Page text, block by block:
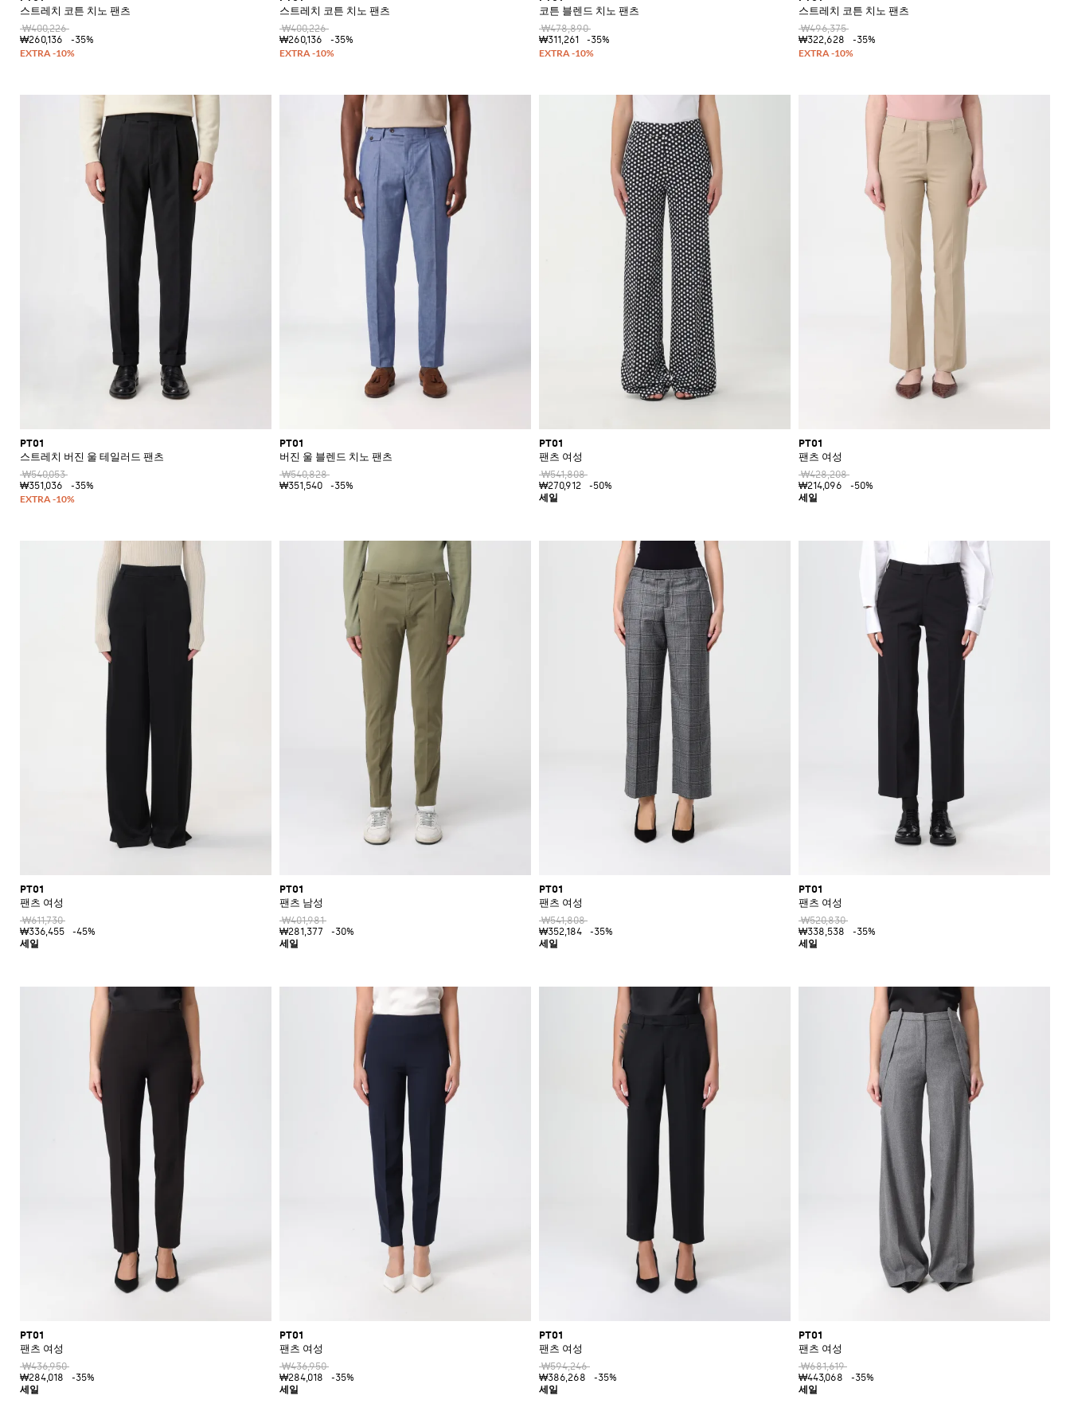
스트레치 코튼 치노 팬츠
₩400,226
₩260,136
-35%
스트레치 코튼 치노 팬츠
₩400,226
₩260,136
-35%
코튼 블렌드 치노 팬츠
₩478,890
₩311,261
-35%
스트레치 코튼 치노 팬츠
₩496,375
₩322,628
-35%
PT01
스트레치 버진 울 테일러드 팬츠
₩540,053
₩351,036
-35%
PT01
버진 울 블렌드 치노 팬츠
₩540,828
₩351,540
-35%
PT01
팬츠 여성
₩541,808
₩270,912
-50%
PT01
팬츠 여성
₩428,208
₩214,096
-50%
PT01
팬츠 여성
₩611,730
₩336,455
-45%
PT01
팬츠 남성
₩401,981
₩281,377
-30%
PT01
팬츠 여성
₩541,808
₩352,184
-35%
PT01
팬츠 여성
₩520,830
₩338,538
-35%
PT01
팬츠 여성
₩436,950
₩284,018
-35%
PT01
팬츠 여성
₩436,950
₩284,018
-35%
PT01
팬츠 여성
₩594,246
₩386,268
-35%
PT01
팬츠 여성
₩681,619
₩443,068
-35%